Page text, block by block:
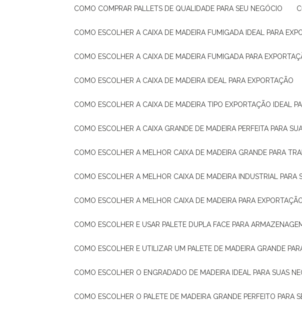
COMO COMPRAR PALLETS DE QUALIDADE PARA SEU NEGÓCIO
COMO ESCOLHER A CAIXA DE MADEIRA FUMIGADA IDEAL PARA
COMO ESCOLHER A CAIXA DE MADEIRA FUMIGADA PARA
COMO ESCOLHER A CAIXA DE MADEIRA IDEAL PARA EXPORTAÇÃO
COMO ESCOLHER A CAIXA DE MADEIRA TIPO EXPORTAÇÃO IDEAL
COMO ESCOLHER A CAIXA GRANDE DE MADEIRA PERFEITA PARA
COMO ESCOLHER A MELHOR CAIXA DE MADEIRA GRANDE PARA
COMO ESCOLHER A MELHOR CAIXA DE MADEIRA INDUSTRIAL PARA
COMO ESCOLHER A MELHOR CAIXA DE MADEIRA PARA
COMO ESCOLHER E USAR PALETE DUPLA FACE PARA
COMO ESCOLHER E UTILIZAR UM PALETE DE MADEIRA GRANDE
COMO ESCOLHER O ENGRADADO DE MADEIRA IDEAL PARA SUAS
COMO ESCOLHER O PALETE DE MADEIRA GRANDE PERFEITO PARA